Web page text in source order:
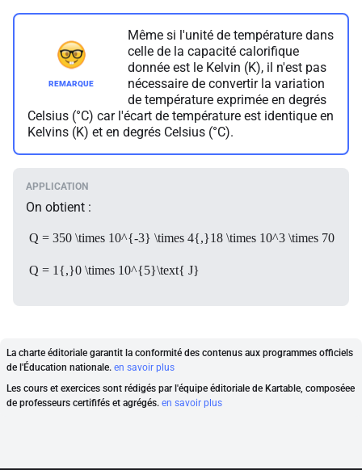
Même si l'unité de température dans
celle de la capacité calorifique
donnée est le Kelvin (K), il n'est pas
nécessaire de convertir la variation
de température exprimée en degrés
Celsius (°C) car l'écart de température est identique en
Kelvins (K) et en degrés Celsius (°C).
On obtient :
Q = 350 \times 10^{-3} \times 4{,}18 \times 10^3 \times 70
Q = 1{,}0 \times 10^{5}\text{ J}
La charte éditoriale garantit la conformité des contenus aux programmes officiels
de l'Éducation nationale. en savoir plus
Les cours et exercices sont rédigés par l'équipe éditoriale de Kartable, composéee
de professeurs certififés et agrégés. en savoir plus